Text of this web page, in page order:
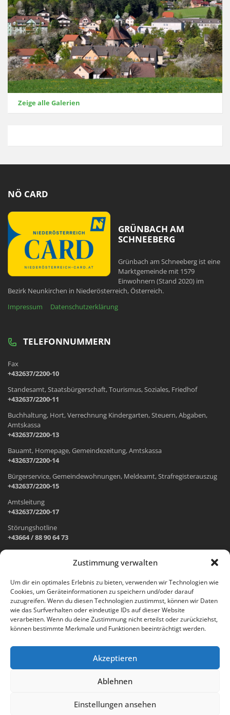
Zustimmung verwalten
Um dir ein optimales Erlebnis zu bieten, verwenden wir Technologien wie
Cookies, um Geräteinformationen zu speichern und/oder darauf
zuzugreifen. Wenn du diesen Technologien zustimmst, können wir Daten
wie das Surfverhalten oder eindeutige IDs auf dieser Website
verarbeiten. Wenn du deine Zustimmung nicht erteilst oder zurückziehst,
können bestimmte Merkmale und Funktionen beeinträchtigt werden.
Akzeptieren
Ablehnen
Einstellungen ansehen
Zeige alle Galerien
NÖ CARD
GRÜNBACH AM
SCHNEEBERG
Grünbach am Schneeberg ist eine
Marktgemeinde mit 1579
Einwohnern (Stand 2020) im
Bezirk Neunkirchen in Niederösterreich, Österreich.
Impressum
Datenschutzerklärung
TELEFONNUMMERN
Fax
+432637/2200-10
Standesamt, Staatsbürgerschaft, Tourismus, Soziales, Friedhof
+432637/2200-11
Buchhaltung, Hort, Verrechnung Kindergarten, Steuern, Abgaben,
Amtskassa
+432637/2200-13
Bauamt, Homepage, Gemeindezeitung, Amtskassa
+432637/2200-14
Bürgerservice, Gemeindewohnungen, Meldeamt, Strafregisterauszug
+432637/2200-15
Amtsleitung
+432637/2200-17
Störungshotline
+43664 / 88 90 64 73
Wr. Neustädter Straße 1
2733 Grünbach am Schneeberg
Öffnungszeiten Gemeindeamt:
Montag: 8.00 – 12.00 Uhr und 14.00 – 18.00 Uhr
Freitag: 8.00 – 12.00 Uhr
Email: